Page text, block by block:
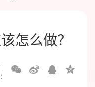
怎么做？